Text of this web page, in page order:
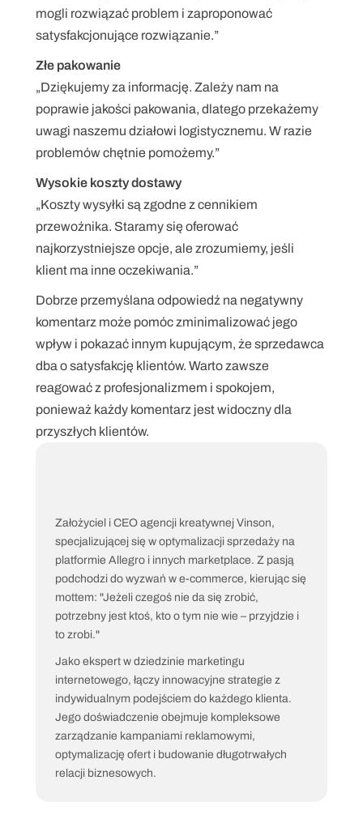
mogli rozwiązać problem i zaproponować
satysfakcjonujące rozwiązanie.”
Złe pakowanie
„Dziękujemy za informację. Zależy nam na
poprawie jakości pakowania, dlatego przekażemy
uwagi naszemu działowi logistycznemu. W razie
problemów chętnie pomożemy.”
Wysokie koszty dostawy
„Koszty wysyłki są zgodne z cennikiem
przewoźnika. Staramy się oferować
najkorzystniejsze opcje, ale zrozumiemy, jeśli
klient ma inne oczekiwania.”
Dobrze przemyślana odpowiedź na negatywny
komentarz może pomóc zminimalizować jego
wpływ i pokazać innym kupującym, że sprzedawca
dba o satysfakcję klientów. Warto zawsze
reagować z profesjonalizmem i spokojem,
ponieważ każdy komentarz jest widoczny dla
przyszłych klientów.
Założyciel i CEO agencji kreatywnej Vinson,
specjalizującej się w optymalizacji sprzedaży na
platformie Allegro i innych marketplace. Z pasją
podchodzi do wyzwań w e-commerce, kierując się
mottem: "Jeżeli czegoś nie da się zrobić,
potrzebny jest ktoś, kto o tym nie wie – przyjdzie i
to zrobi."
Jako ekspert w dziedzinie marketingu
internetowego, łączy innowacyjne strategie z
indywidualnym podejściem do każdego klienta.
Jego doświadczenie obejmuje kompleksowe
zarządzanie kampaniami reklamowymi,
optymalizację ofert i budowanie długotrwałych
relacji biznesowych.